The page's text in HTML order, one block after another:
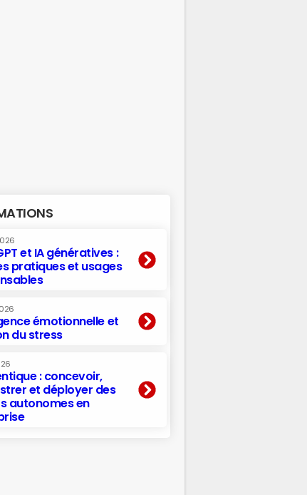
et IA génératives :
pratiques et usages
émotionnelle et
du stress
: concevoir,
et déployer des
autonomes en